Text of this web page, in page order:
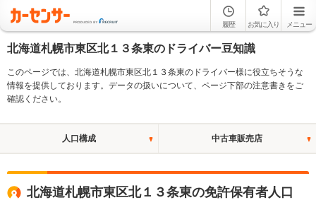
履歴 お気に入り メニュー
北海道札幌市東区北１３条東のドライバー豆知識
このページでは、北海道札幌市東区北１３条東のドライバー様に役立ちそうな
情報を提供しております。データの扱いについて、ページ下部の注意書きをご
確認ください。
人口構成 中古車販売店
北海道札幌市東区北１３条東の免許保有者人口